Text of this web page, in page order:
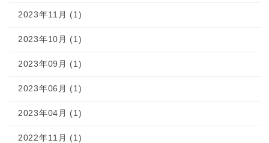
2023年11月 (1)
2023年10月 (1)
2023年09月 (1)
2023年06月 (1)
2023年04月 (1)
2022年11月 (1)